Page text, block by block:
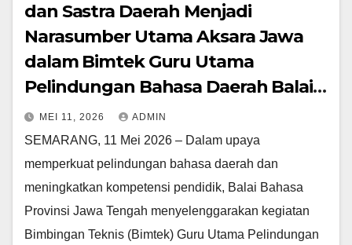
dan Sastra Daerah Menjadi
Narasumber Utama Aksara Jawa
dalam Bimtek Guru Utama
Pelindungan Bahasa Daerah Balai
Bahasa Jateng
MEI 11, 2026 ADMIN
SEMARANG, 11 Mei 2026 – Dalam upaya
memperkuat pelindungan bahasa daerah dan
meningkatkan kompetensi pendidik, Balai Bahasa
Provinsi Jawa Tengah menyelenggarakan kegiatan
Bimbingan Teknis (Bimtek) Guru Utama Pelindungan